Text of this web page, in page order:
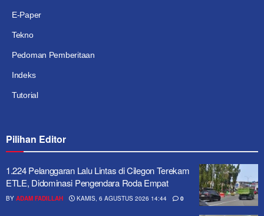
E-Paper
Tekno
Pedoman Pemberitaan
Indeks
Tutorial
Pilihan Editor
1.224 Pelanggaran Lalu Lintas di Cilegon Terekam
ETLE, Didominasi Pengendara Roda Empat
BY ADAM FADILLAH KAMIS, 6 AGUSTUS 2026 14:44 0